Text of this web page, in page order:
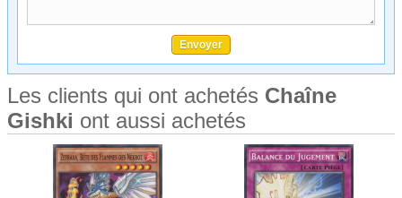
Les clients qui ont achetés Chaîne
Gishki ont aussi achetés